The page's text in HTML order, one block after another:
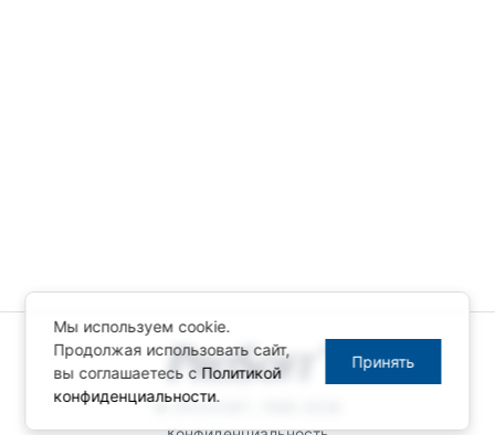
© ПРОСОФТ, 1996-2026
Мы используем cookie.
Продолжая использовать сайт,
вы соглашаетесь с Политикой
конфиденциальности.
Принять